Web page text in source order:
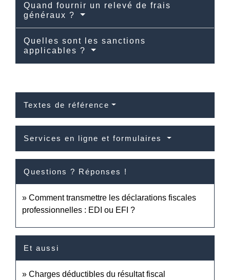
Quand fournir un relevé de frais
généraux ?
Quelles sont les sanctions
applicables ?
Textes de référence
Services en ligne et formulaires
Questions ? Réponses !
Comment transmettre les déclarations fiscales
professionnelles : EDI ou EFI ?
Et aussi
Charges déductibles du résultat fiscal